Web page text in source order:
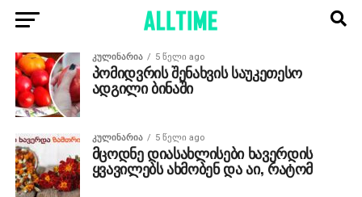
ᲙᲣᲚᲘᲜᲐᲠᲘᲐ 5 წელი ago
პომიდვრის შენახვის საუკეთესო
ადგილი ბინაში
ᲙᲣᲚᲘᲜᲐᲠᲘᲐ 5 წელი ago
მცოდნე დიასახლისები ხავერდის
ყვავილებს ახმობენ და აი, რატომ